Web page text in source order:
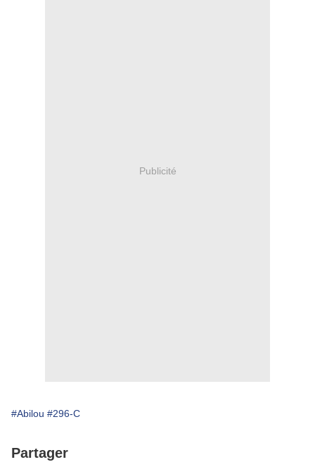
Publicité
#Abilou #296-C
Partager